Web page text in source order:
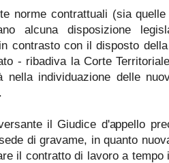
norme contrattuali (sia
alcuna disposizione
contrasto con il disposto
- ribadiva la Corte
nella individuazione delle
il Giudice d'appello
di gravame, in quanto
il contratto di lavoro a